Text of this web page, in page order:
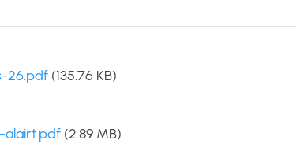
26.pdf (135.76 KB)
alairt.pdf (2.89 MB)